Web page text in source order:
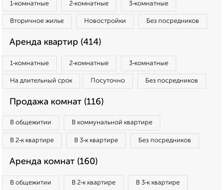
1‑комнатные 2‑комнатные 3‑комнатные
Вторичное жилье Новостройки Без посредников
Аренда квартир (414)
1‑комнатные 2‑комнатные 3‑комнатные
На длительный срок Посуточно Без посредников
Продажа комнат (116)
В общежитии В коммунальной квартире
В 2‑к квартире В 3‑к квартире Без посредников
Аренда комнат (160)
В общежитии В 2‑к квартире В 3‑к квартире